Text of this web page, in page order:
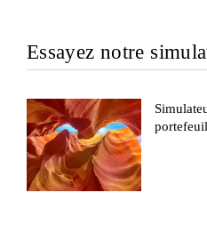
Essayez notre